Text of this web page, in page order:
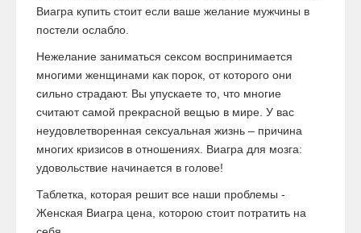
Виагра купить стоит если ваше желание мужчины в
постели ослабло.
Нежелание заниматься сексом воспринимается
многими женщинами как порок, от которого они
сильно страдают. Вы упускаете то, что многие
считают самой прекрасной вещью в мире. У вас
неудовлетворенная сексуальная жизнь – причина
многих кризисов в отношениях. Виагра для мозга:
удовольствие начинается в голове!
Таблетка, которая решит все наши проблемы -
Женская Виагра цена, которою стоит потратить на